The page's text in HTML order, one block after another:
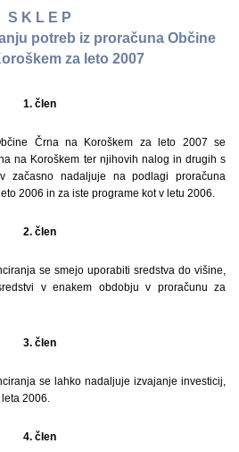
S K L E P
potreb iz proračuna Občine
za leto 2007
1. člen
Črna na Koroškem za leto 2007 se
na Koroškem ter njihovih nalog in drugih s
začasno nadaljuje na podlagi proračuna
2006 in za iste programe kot v letu 2006.
2. člen
se smejo uporabiti sredstva do višine,
v enakem obdobju v proračunu za
3. člen
se lahko nadaljuje izvajanje investicij,
2006.
4. člen